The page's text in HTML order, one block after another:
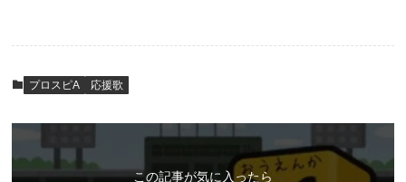
プロスピA 応援歌
この記事が気に入ったら